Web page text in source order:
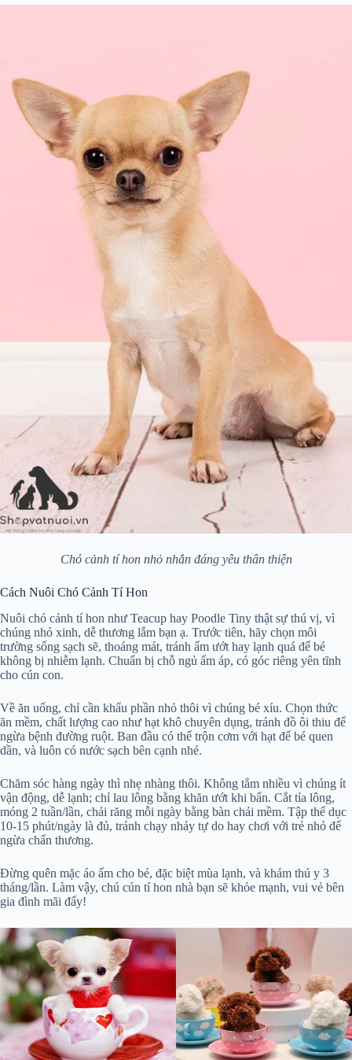
Chó cảnh tí hon nhỏ nhắn đáng yêu thân thiện
Cách Nuôi Chó Cảnh Tí Hon
Nuôi chó cảnh tí hon như Teacup hay Poodle Tiny thật sự thú vị, vì
chúng nhỏ xinh, dễ thương lắm bạn ạ. Trước tiên, hãy chọn môi
trường sống sạch sẽ, thoáng mát, tránh ẩm ướt hay lạnh quá để bé
không bị nhiễm lạnh. Chuẩn bị chỗ ngủ ấm áp, có góc riêng yên tĩnh
cho cún con.
Về ăn uống, chỉ cần khẩu phần nhỏ thôi vì chúng bé xíu. Chọn thức
ăn mềm, chất lượng cao như hạt khô chuyên dụng, tránh đồ ôi thiu để
ngừa bệnh đường ruột. Ban đầu có thể trộn cơm với hạt để bé quen
dần, và luôn có nước sạch bên cạnh nhé.
Chăm sóc hàng ngày thì nhẹ nhàng thôi. Không tắm nhiều vì chúng ít
vận động, dễ lạnh; chỉ lau lông bằng khăn ướt khi bẩn. Cắt tỉa lông,
móng 2 tuần/lần, chải răng mỗi ngày bằng bàn chải mềm. Tập thể dục
10-15 phút/ngày là đủ, tránh chạy nhảy tự do hay chơi với trẻ nhỏ để
ngừa chấn thương.
Đừng quên mặc áo ấm cho bé, đặc biệt mùa lạnh, và khám thú y 3
tháng/lần. Làm vậy, chú cún tí hon nhà bạn sẽ khỏe mạnh, vui vẻ bên
gia đình mãi đấy!